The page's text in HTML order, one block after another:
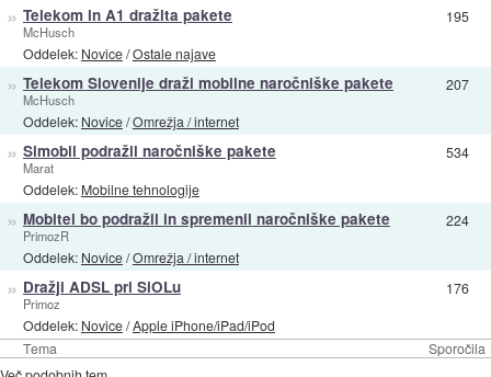
Tema Sporočila
» Telekom in A1 dražita pakete
McHusch
Oddelek: Novice/Ostale najave
195
» Telekom Slovenije draži mobilne naročniške pakete
McHusch
Oddelek: Novice/Omrežja / internet
207
» Simobil podražil naročniške pakete
Marat
Oddelek: Mobilne tehnologije
534
» Mobitel bo podražil in spremenil naročniške pakete
PrimozR
Oddelek: Novice/Omrežja / internet
224
» Dražji ADSL pri SiOLu
Primoz
Oddelek: Novice/Apple iPhone/iPad/iPod
176